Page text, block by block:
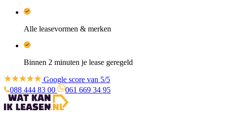
Alle leasevormen & merken
Binnen 2 minuten je lease geregeld
Google score van 5/5
088 444 83 00
061 669 34 95